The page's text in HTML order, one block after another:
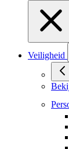
Veiligheid